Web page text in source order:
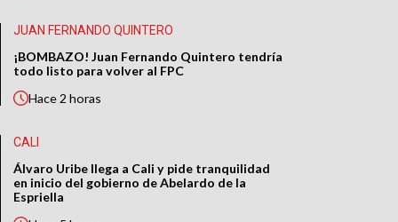
JUAN FERNANDO QUINTERO
¡BOMBAZO! Juan Fernando Quintero tendría
todo listo para volver al FPC
Hace2 horas
CALI
Álvaro Uribe llega a Cali y pide tranquilidad
en inicio del gobierno de Abelardo de la
Espriella